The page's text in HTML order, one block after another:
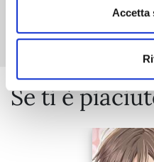
Accetta
Se ti è